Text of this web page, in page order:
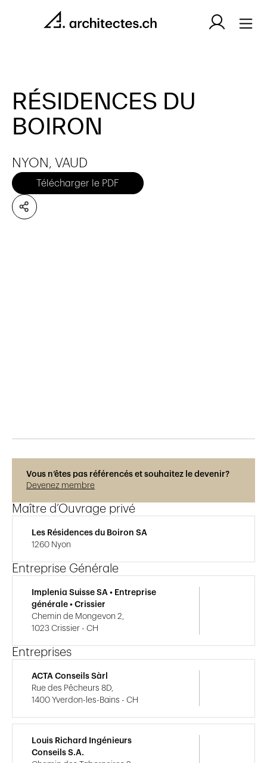
RÉSIDENCES DU
BOIRON
NYON, VAUD
Télécharger le PDF
Vous n’êtes pas référencés et souhaitez le devenir?
Devenez membre
Maître d’Ouvrage privé
Les Résidences du Boiron SA
1260 Nyon
Entreprise Générale
Implenia Suisse SA • Entreprise
générale • Crissier
Chemin de Mongevon 2,
1023 Crissier - CH
Entreprises
ACTA Conseils Sàrl
Rue des Pêcheurs 8D,
1400 Yverdon-les-Bains - CH
Louis Richard Ingénieurs
Conseils S.A.